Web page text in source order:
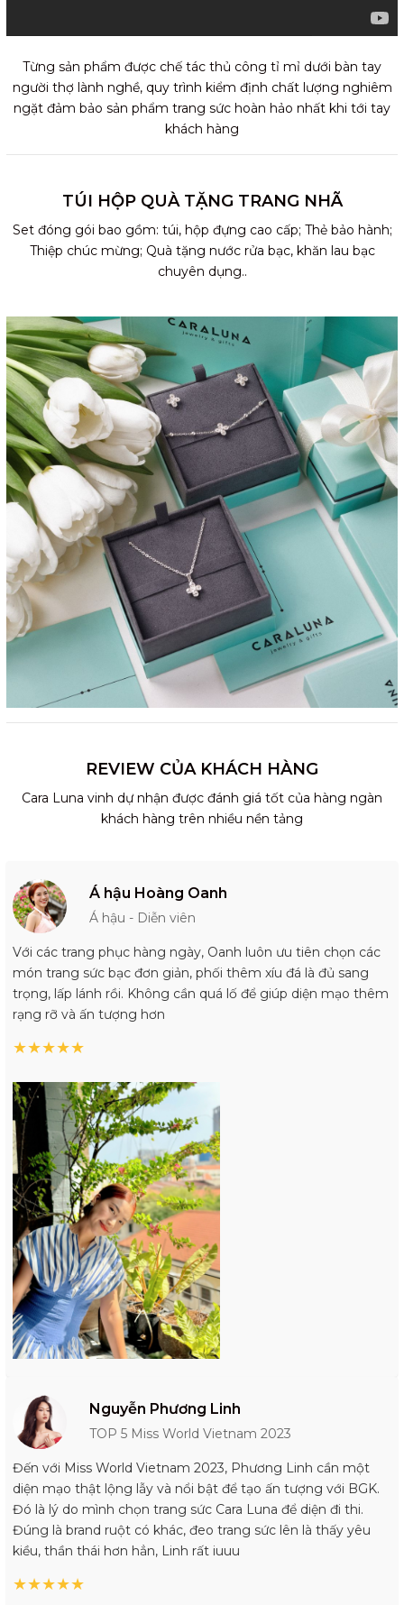
Từng sản phẩm được chế tác thủ công tỉ mỉ dưới bàn tay
người thợ lành nghề, quy trình kiểm định chất lượng nghiêm
ngặt đảm bảo sản phẩm trang sức hoàn hảo nhất khi tới tay
khách hàng
TÚI HỘP QUÀ TẶNG TRANG NHÃ
Set đóng gói bao gồm: túi, hộp đựng cao cấp; Thẻ bảo hành;
Thiệp chúc mừng; Quà tặng nước rửa bạc, khăn lau bạc
chuyên dụng..
REVIEW CỦA KHÁCH HÀNG
Cara Luna vinh dự nhận được đánh giá tốt của hàng ngàn
khách hàng trên nhiều nền tảng
Á hậu Hoàng Oanh
Á hậu - Diễn viên
Với các trang phục hàng ngày, Oanh luôn ưu tiên chọn các
món trang sức bạc đơn giản, phối thêm xíu đá là đủ sang
trọng, lấp lánh rồi. Không cần quá lố để giúp diện mạo thêm
rạng rỡ và ấn tượng hơn
★★★★★
Nguyễn Phương Linh
TOP 5 Miss World Vietnam 2023
Đến với Miss World Vietnam 2023, Phương Linh cần một
diện mạo thật lộng lẫy và nổi bật để tạo ấn tượng với BGK.
Đó là lý do mình chọn trang sức Cara Luna để diện đi thi.
Đúng là brand ruột có khác, đeo trang sức lên là thấy yêu
kiều, thần thái hơn hẳn, Linh rất iuuu
★★★★★